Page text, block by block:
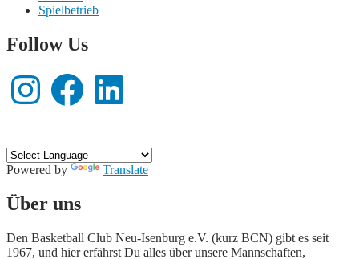
Spielbetrieb
Follow Us
InstagramFacebookLinkedIn
Powered by Translate
Hier wird Basketball gespielt!
Über uns
Den Basketball Club Neu-Isenburg e.V. (kurz BCN) gibt es seit
1967, und hier erfährst Du alles über unsere Mannschaften,